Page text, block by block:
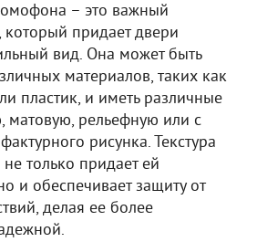
– это важный
который придает двери
вид. Она может быть
материалов, таких как
пластик, и иметь различные
матовую, рельефную или с
рисунка. Текстура
только придает ей
и обеспечивает защиту от
делая ее более